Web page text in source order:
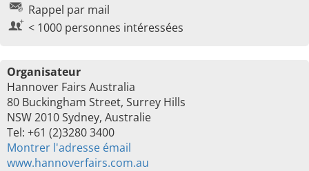
Rappel par mail
< 1000 personnes intéressées
Organisateur
Hannover Fairs Australia
80 Buckingham Street, Surrey Hills
NSW 2010 Sydney, Australie
Tel: +61 (2)3280 3400
Montrer l'adresse émail
www.hannoverfairs.com.au